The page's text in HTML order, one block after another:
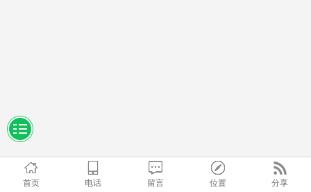
首页 电话 留言 位置 分享